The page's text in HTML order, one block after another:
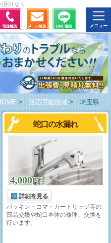
困りなら
> 対応可能地域 > 埼玉県
蛇口の水漏れ
4,000円～
パッキン・コマ・カートリッジ等の
部品交換や蛇口本体の修理、交換を
行います。